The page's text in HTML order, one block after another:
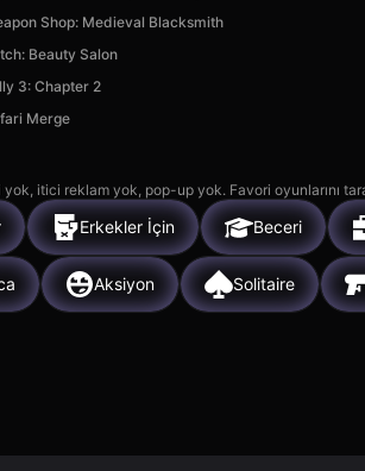
Shop: Medieval Blacksmith
Beauty Salon
3: Chapter 2
Merge
itici reklam yok, pop-up yok. Favori oyunlarını
Erkekler İçin Beceri
Aksiyon Solitaire